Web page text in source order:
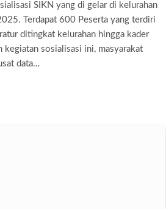
SIKN yang di gelar di kelurahan
Terdapat 600 Peserta yang terdiri
ditingkat kelurahan hingga kader
kegiatan sosialisasi ini, masyarakat
data…